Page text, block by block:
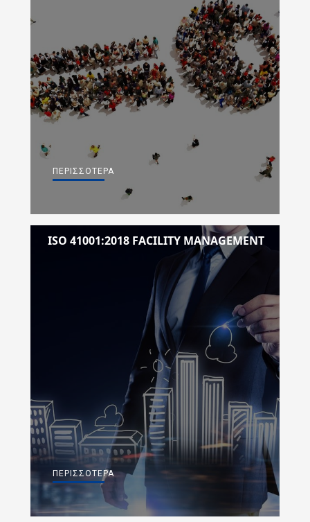
ΠΕΡΙΣΣΌΤΕΡΑ
ISO 41001:2018 FACILITY MANAGEMENT
ΠΕΡΙΣΣΌΤΕΡΑ